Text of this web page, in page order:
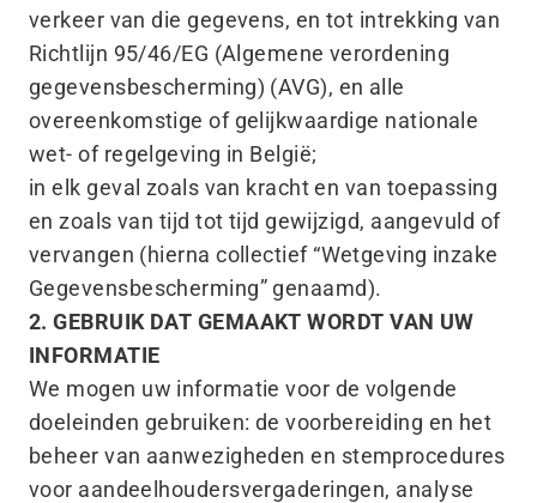
verkeer van die gegevens, en tot intrekking van
Richtlijn 95/46/EG (Algemene verordening
gegevensbescherming) (AVG), en alle
overeenkomstige of gelijkwaardige nationale
wet- of regelgeving in België;
in elk geval zoals van kracht en van toepassing
en zoals van tijd tot tijd gewijzigd, aangevuld of
vervangen (hierna collectief “Wetgeving inzake
Gegevensbescherming” genaamd).
2. GEBRUIK DAT GEMAAKT WORDT VAN UW
INFORMATIE
We mogen uw informatie voor de volgende
doeleinden gebruiken: de voorbereiding en het
beheer van aanwezigheden en stemprocedures
voor aandeelhoudersvergaderingen, analyse